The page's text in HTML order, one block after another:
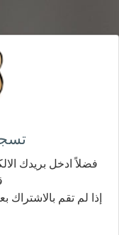
فضلاً ادخل بريدك
إذا لم تقم